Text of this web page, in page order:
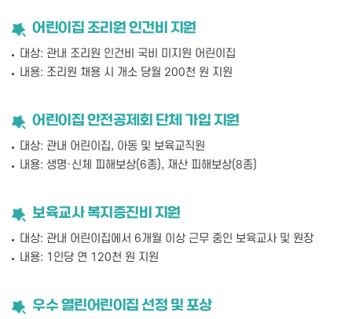
어린이집 조리원 인건비 지원
대상: 관내 조리원 인건비 국비 미지원 어린이집
내용: 조리원 채용 시 개소 당월 200천 원 지원
어린이집 안전공제회 단체 가입 지원
대상: 관내 어린이집, 아동 및 보육교직원
내용: 생명·신체 피해보상(6종), 재산 피해보상(8종)
보육교사 복지증진비 지원
대상: 관내 어린이집에서 6개월 이상 근무 중인 보육교사 및 원장
내용: 1인당 연 120천 원 지원
우수 열린어린이집 선정 및 포상